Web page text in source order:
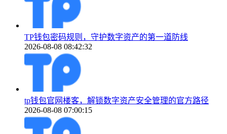
TP钱包密码规则，守护数字资产的第一道防线
2026-08-08 08:42:32
tp钱包官网楼客，解锁数字资产安全管理的官方路径
2026-08-08 07:00:15